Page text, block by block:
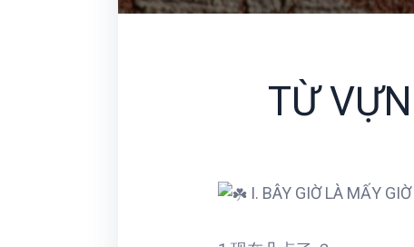
TỪ
I. BÂY GIỜ LÀ MẤY GIỜ